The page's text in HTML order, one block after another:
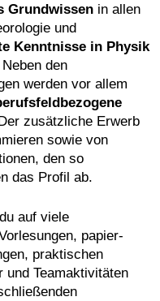
Grundwissenin allen
und
Kenntnisse in Physik
den
werden vor allem
zusätzliche Erwerb
sowie von
den so
das Profil ab.
auf viele
papier-
praktischen
und Teamaktivitäten